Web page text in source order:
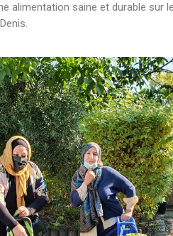
alimentation saine et durable sur